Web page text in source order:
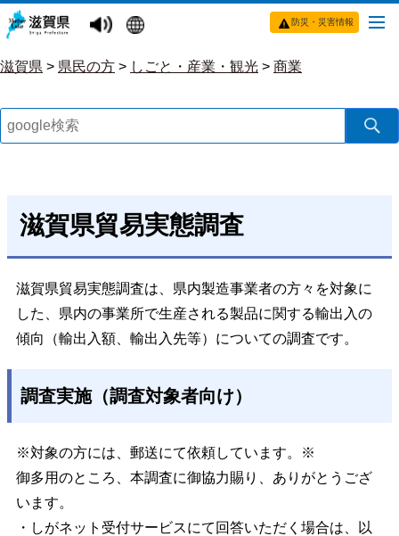
防災・災害情報
滋賀県 > 県民の方 > しごと・産業・観光 > 商業
滋賀県貿易実態調査
滋賀県貿易実態調査は、県内製造事業者の方々を対象に
した、県内の事業所で生産される製品に関する輸出入の
傾向（輸出入額、輸出入先等）についての調査です。
調査実施（調査対象者向け）
※対象の方には、郵送にて依頼しています。※
御多用のところ、本調査に御協力賜り、ありがとうござ
います。
・しがネット受付サービスにて回答いただく場合は、以